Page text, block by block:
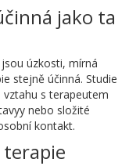
jako ta
úzkosti, mírná
stejně účinná. Studie
vztahu s terapeutem
nebo složité
kontakt.